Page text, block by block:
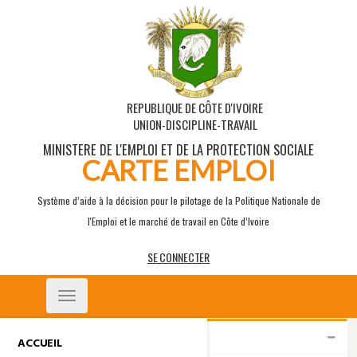
REPUBLIQUE DE CÔTE D'IVOIRE
UNION-DISCIPLINE-TRAVAIL
MINISTERE DE L'EMPLOI ET DE LA PROTECTION SOCIALE
CARTE EMPLOI
Système d’aide à la décision pour le pilotage de la Politique Nationale de
l'Emploi et le marché de travail en Côte d’Ivoire
SE CONNECTER
Toggle
navigation
ACCUEIL
Indicateurs